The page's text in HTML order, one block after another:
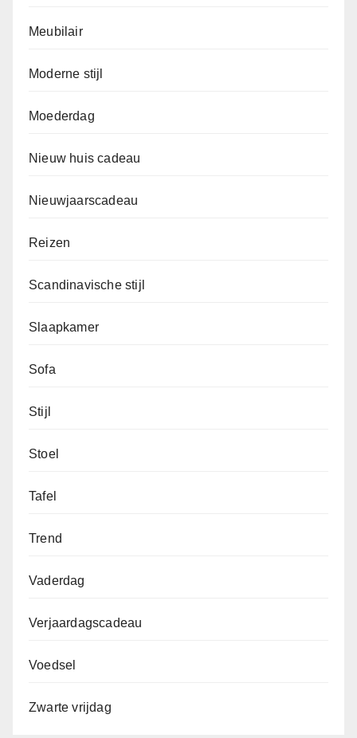
Meubilair
Moderne stijl
Moederdag
Nieuw huis cadeau
Nieuwjaarscadeau
Reizen
Scandinavische stijl
Slaapkamer
Sofa
Stijl
Stoel
Tafel
Trend
Vaderdag
Verjaardagscadeau
Voedsel
Zwarte vrijdag